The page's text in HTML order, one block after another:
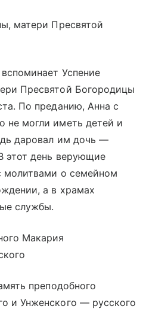
матери Пресвятой
Успение
Пресвятой Богородицы
По преданию, Анна с
могли иметь детей и
даровал им дочь —
этот день верующие
молитвами о семейном
а в храмах
службы.
Макария
преподобного
и Унженского — русского